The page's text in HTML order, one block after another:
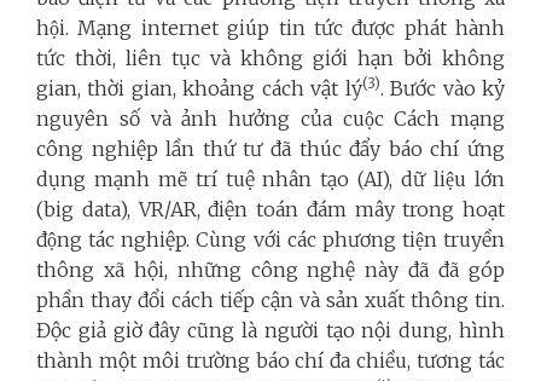
hội. Mạng internet giúp tin tức được phát hành
tức thời, liên tục và không giới hạn bởi không
gian, thời gian, khoảng cách vật lý(3). Bước vào kỷ
nguyên số và ảnh hưởng của cuộc Cách mạng
công nghiệp lần thứ tư đã thúc đẩy báo chí ứng
dụng mạnh mẽ trí tuệ nhân tạo (AI), dữ liệu lớn
(big data), VR/AR, điện toán đám mây trong hoạt
động tác nghiệp. Cùng với các phương tiện truyền
thông xã hội, những công nghệ này đã đã góp
phần thay đổi cách tiếp cận và sản xuất thông tin.
Độc giả giờ đây cũng là người tạo nội dung, hình
thành một môi trường báo chí đa chiều, tương tác